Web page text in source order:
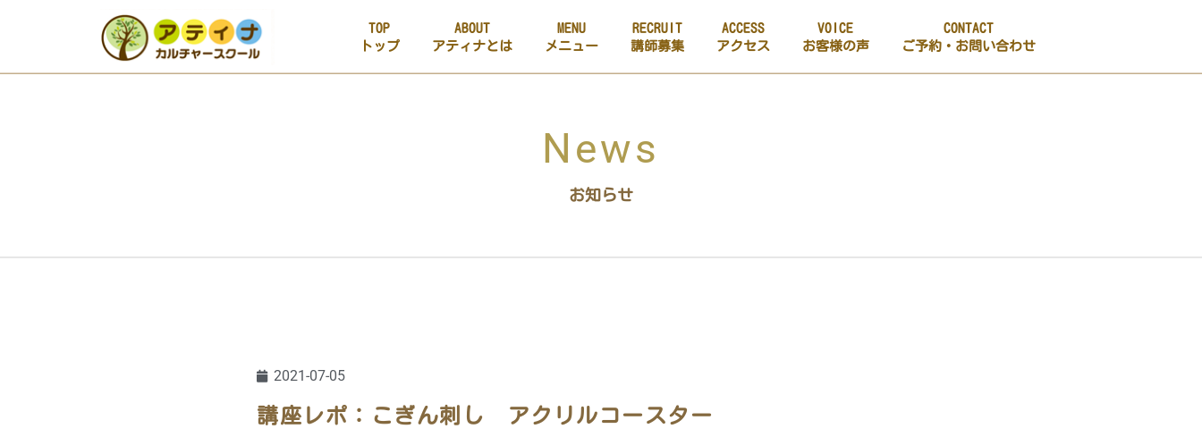
TOP
トップ
ABOUT
アティナとは
MENU
メニュー
RECRUIT
講師募集
ACCESS
アクセス
VOICE
お客様の声
CONTACT
ご予約・お問い合わせ
News
お知らせ
2021-07-05
講座レポ：こぎん刺し アクリルコースター